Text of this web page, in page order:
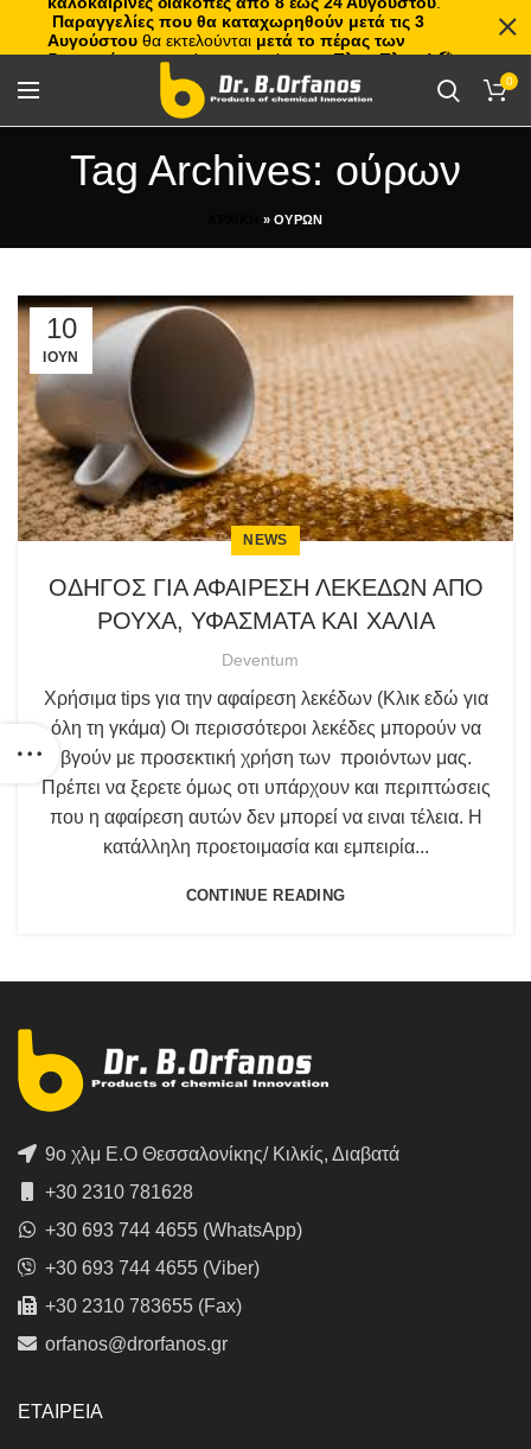
0
Tag Archives: ούρων
»ΟΥΡΩΝ
10
ΙΟΥΝ
NEWS
ΟΔΗΓΟΣ ΓΙΑ ΑΦΑΙΡΕΣΗ ΛΕΚΕΔΩΝ ΑΠΟ
ΡΟΥΧΑ, ΥΦΑΣΜΑΤΑ ΚΑΙ ΧΑΛΙΑ
Deventum
Χρήσιμα tips για την αφαίρεση λεκέδων (Κλικ εδώ για
όλη τη γκάμα) Οι περισσότεροι λεκέδες μπορούν να
βγούν με προσεκτική χρήση των προιόντων μας.
Πρέπει να ξερετε όμως οτι υπάρχουν και περιπτώσεις
που η αφαίρεση αυτών δεν μπορεί να ειναι τέλεια. Η
κατάλληλη προετοιμασία και εμπειρία...
CONTINUE READING
9ο χλμ Ε.Ο Θεσσαλονίκης/ Κιλκίς, Διαβατά
+30 2310 781628
+30 693 744 4655 (WhatsApp)
+30 693 744 4655 (Viber)
+30 2310 783655 (Fax)
orfanos@drorfanos.gr
ΕΤΑΙΡΕΙΑ
Παραγγελίες που θα καταχωρηθούν μετά τις 3
Αυγούστου θα εκτελούνται μετά το πέρας των
διακοπών, με σειρά προτεραιότητας.Πλιτς Πλατς!🏖️🌊